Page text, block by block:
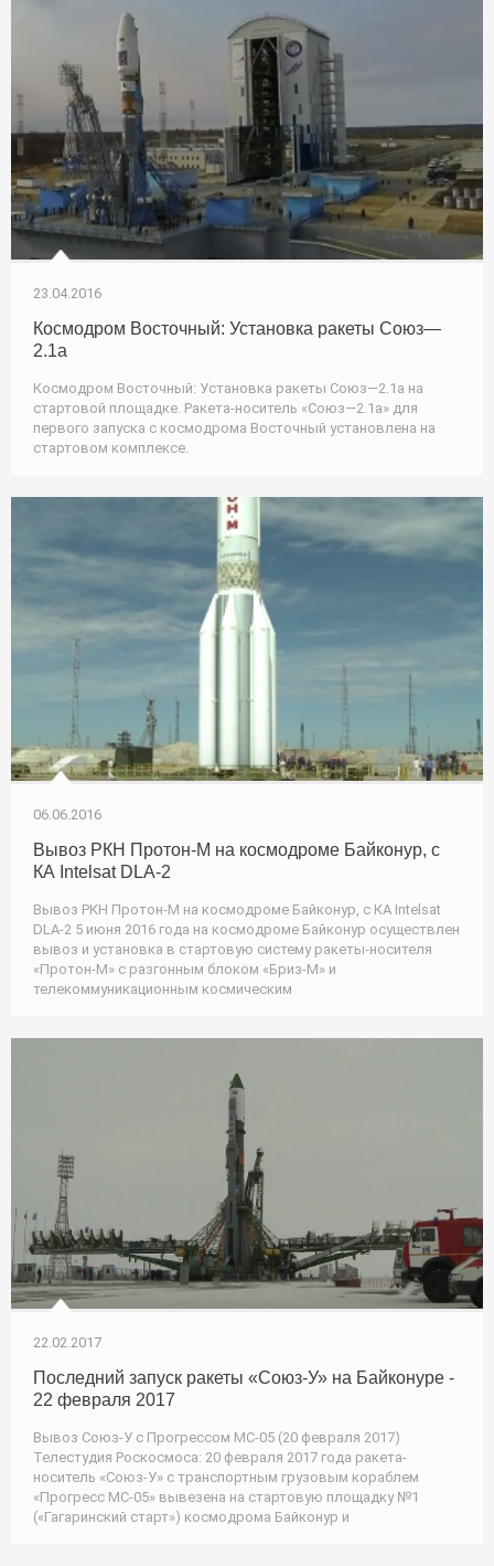
23.04.2016
Космодром Восточный: Установка ракеты Союз—
2.1а
Космодром Восточный: Установка ракеты Союз—2.1а на
стартовой площадке. Ракета-носитель «Союз—2.1а» для
первого запуска с космодрома Восточный установлена на
стартовом комплексе.
06.06.2016
Вывоз РКН Протон-М на космодроме Байконур, с
КА Intelsat DLA-2
Вывоз РКН Протон-М на космодроме Байконур, с КА Intelsat
DLA-2 5 июня 2016 года на космодроме Байконур осуществлен
вывоз и установка в стартовую систему ракеты-носителя
«Протон-М» с разгонным блоком «Бриз-М» и
телекоммуникационным космическим
22.02.2017
Последний запуск ракеты «Союз-У» на Байконуре -
22 февраля 2017
Вывоз Союз-У с Прогрессом МС-05 (20 февраля 2017)
Телестудия Роскосмоса: 20 февраля 2017 года ракета-
носитель «Союз-У» с транспортным грузовым кораблем
«Прогресс МС-05» вывезена на стартовую площадку №1
(«Гагаринский старт») космодрома Байконур и